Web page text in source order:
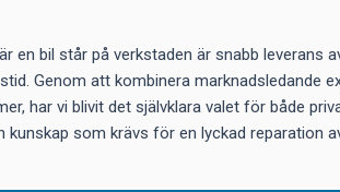
en bil står på verkstaden är snabb leverans
Genom att kombinera marknadsledande
har vi blivit det självklara valet för både
kunskap som krävs för en lyckad reparation